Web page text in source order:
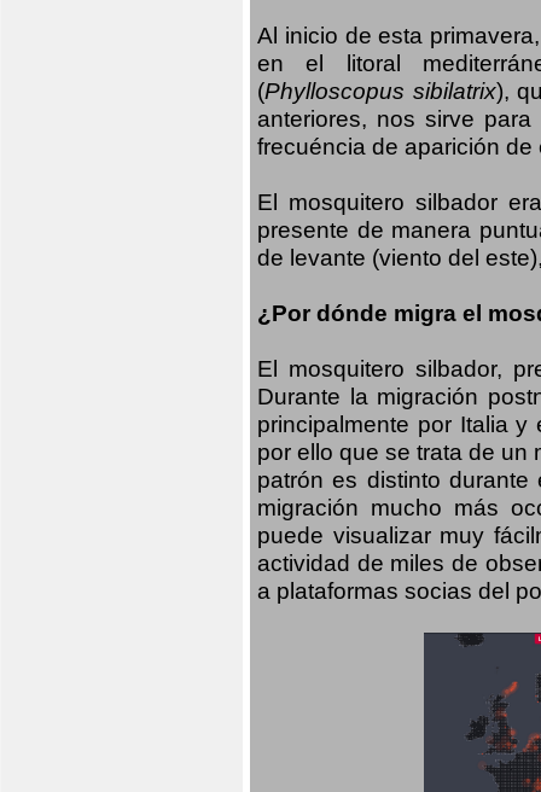
Al inicio de esta
en el litoral
(Phylloscopus sibilatrix),
anteriores, nos sirve
frecuéncia de aparición
El mosquitero silbador
presente de manera
de levante (viento del
¿Por dónde migra el
El mosquitero silbador,
Durante la migración
principalmente por Italia
por ello que se trata de un
patrón es distinto
migración mucho más
puede visualizar muy
actividad de miles de
a plataformas socias del